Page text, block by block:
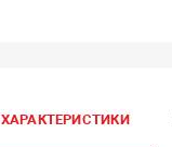
ХАРАКТЕРИСТИКИ